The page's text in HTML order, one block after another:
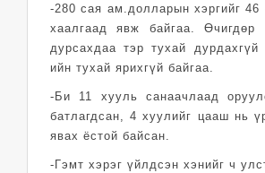
-280 сая ам.долларын хэргийг 46
хаалгаад явж байгаа. Өчигдөр
дурсахдаа тэр тухай
ийн тухай ярихгүй байгаа.
-Би 11 хууль санаачлаад
батлагдсан, 4 хуулийг цааш нь
явах ёстой байсан.
-Гэмт хэрэг үйлдсэн хэнийг ч